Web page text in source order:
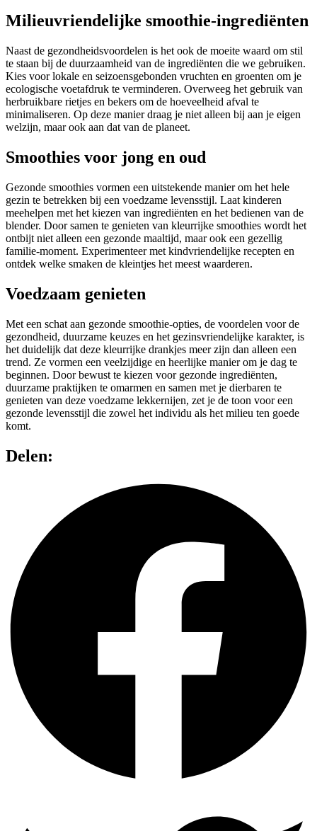
Milieuvriendelijke smoothie-ingrediënten
Naast de gezondheidsvoordelen is het ook de moeite waard om stil
te staan bij de duurzaamheid van de ingrediënten die we gebruiken.
Kies voor lokale en seizoensgebonden vruchten en groenten om je
ecologische voetafdruk te verminderen. Overweeg het gebruik van
herbruikbare rietjes en bekers om de hoeveelheid afval te
minimaliseren. Op deze manier draag je niet alleen bij aan je eigen
welzijn, maar ook aan dat van de planeet.
Smoothies voor jong en oud
Gezonde smoothies vormen een uitstekende manier om het hele
gezin te betrekken bij een voedzame levensstijl. Laat kinderen
meehelpen met het kiezen van ingrediënten en het bedienen van de
blender. Door samen te genieten van kleurrijke smoothies wordt het
ontbijt niet alleen een gezonde maaltijd, maar ook een gezellig
familie-moment. Experimenteer met kindvriendelijke recepten en
ontdek welke smaken de kleintjes het meest waarderen.
Voedzaam genieten
Met een schat aan gezonde smoothie-opties, de voordelen voor de
gezondheid, duurzame keuzes en het gezinsvriendelijke karakter, is
het duidelijk dat deze kleurrijke drankjes meer zijn dan alleen een
trend. Ze vormen een veelzijdige en heerlijke manier om je dag te
beginnen. Door bewust te kiezen voor gezonde ingrediënten,
duurzame praktijken te omarmen en samen met je dierbaren te
genieten van deze voedzame lekkernijen, zet je de toon voor een
gezonde levensstijl die zowel het individu als het milieu ten goede
komt.
Delen: